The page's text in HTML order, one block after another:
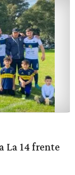
La 14 frente